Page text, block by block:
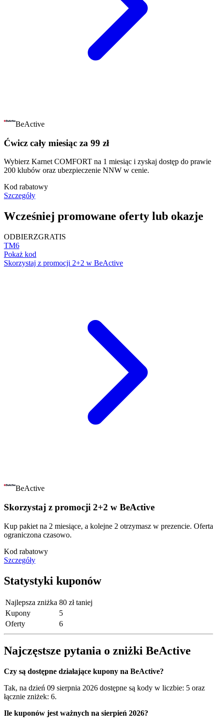
BeActive
Ćwicz cały miesiąc za 99 zł
Wybierz Karnet COMFORT na 1 miesiąc i zyskaj dostęp do prawie
200 klubów oraz ubezpieczenie NNW w cenie.
Kod rabatowy
Szczegóły
Wcześniej promowane oferty lub okazje
ODBIERZGRATIS
TM6
Pokaż kod
Skorzystaj z promocji 2+2 w BeActive
BeActive
Skorzystaj z promocji 2+2 w BeActive
Kup pakiet na 2 miesiące, a kolejne 2 otrzymasz w prezencie. Oferta
ograniczona czasowo.
Kod rabatowy
Szczegóły
Statystyki kuponów
Najlepsza zniżka 80 zł taniej
Kupony
5
Oferty
6
Najczęstsze pytania o zniżki BeActive
Czy są dostępne działające kupony na BeActive?
Tak, na dzień 09 sierpnia 2026 dostępne są kody w liczbie: 5 oraz
łącznie zniżek: 6.
Ile kuponów jest ważnych na sierpień 2026?